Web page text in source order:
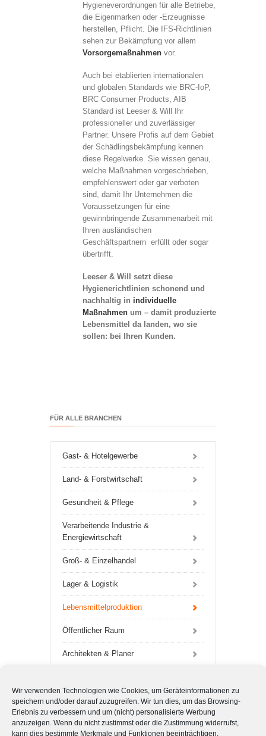
Wir verwenden Technologien wie Cookies, um Geräteinformationen zu
speichern und/oder darauf zuzugreifen. Wir tun dies, um das Browsing-
Erlebnis zu verbessern und um (nicht) personalisierte Werbung
anzuzeigen. Wenn du nicht zustimmst oder die Zustimmung widerrufst,
kann dies bestimmte Merkmale und Funktionen beeinträchtigen.
Hygieneverordnungen für alle Betriebe,
die Eigenmarken oder -Erzeugnisse
herstellen, Pflicht. Die IFS-Richtlinien
sehen zur Bekämpfung vor allem
Vorsorgemaßnahmen vor.
Auch bei etablierten internationalen
und globalen Standards wie BRC-IoP,
BRC Consumer Products, AIB
Standard ist Leeser & Will Ihr
professioneller und zuverlässiger
Partner. Unsere Profis auf dem Gebiet
der Schädlingsbekämpfung kennen
diese Regelwerke. Sie wissen genau,
welche Maßnahmen vorgeschrieben,
empfehlenswert oder gar verboten
sind, damit Ihr Unternehmen die
Voraussetzungen für eine
gewinnbringende Zusammenarbeit mit
Ihren ausländischen
Geschäftspartnern erfüllt oder sogar
übertrifft.
Leeser & Will setzt diese
Hygienerichtlinien schonend und
nachhaltig in individuelle
Maßnahmen um – damit produzierte
Lebensmittel da landen, wo sie
sollen: bei Ihren Kunden.
FÜR ALLE BRANCHEN
Gast- & Hotelgewerbe
Land- & Forstwirtschaft
Gesundheit & Pflege
Verarbeitende Industrie &
Energiewirtschaft
Groß- & Einzelhandel
Lager & Logistik
Lebensmittelproduktion
Öffentlicher Raum
Architekten & Planer
Weitere Branchen
Desinfektion & Geruchsneutralisierung